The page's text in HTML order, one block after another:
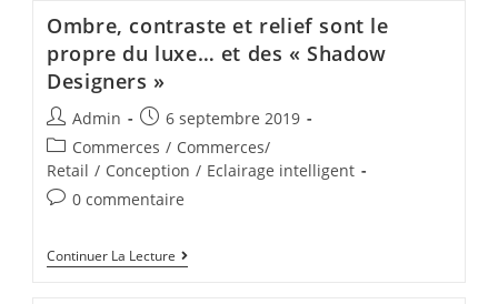
Ombre, contraste et relief sont le
propre du luxe… et des « Shadow
Designers »
Admin
6 septembre 2019
Commerces / Commerces/
Retail / Conception / Eclairage intelligent
0 commentaire
Continuer La Lecture